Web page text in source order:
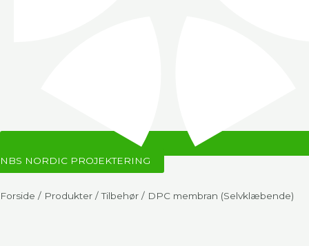
NBS NORDIC PROJEKTERING
Forside / Produkter /Tilbehør / DPC membran (Selvklæbende)